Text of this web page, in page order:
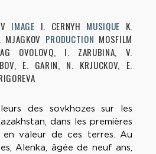
IMAGE I. CERNYH MUSIQUE K.
MJAGKOV PRODUCTION MOSFILM
OVOLOVQ, I. ZARUBINA, V.
E. GARIN, N. KRJUCKOV, E.
des sovkhozes sur les
dans les premières
en valeur de ces terres. Au
Alenka, âgée de neuf ans,